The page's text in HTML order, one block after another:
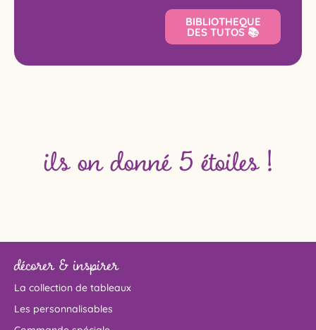
BIBLIOTHEQUE
DES TUTOS 📚
ils on donné 5 étoiles !
décorer & inspirer
La collection de tableaux
Les personnalisables